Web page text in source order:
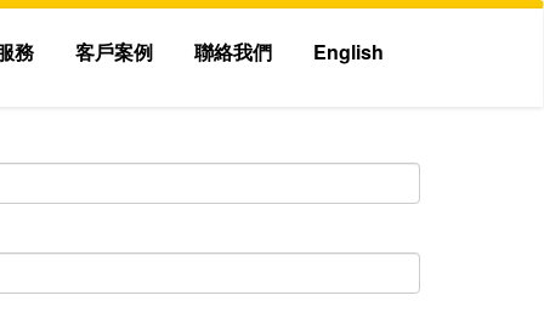
務 客戶案例 聯絡我們 English